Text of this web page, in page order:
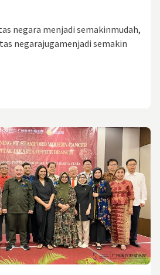
negara menjadi semakinmudah,
negarajugamenjadi semakin